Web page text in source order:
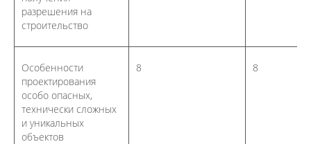
разрешения на
строительство
Особенности
проектирования
особо опасных,
технически сложных
и уникальных
объектов
8 8